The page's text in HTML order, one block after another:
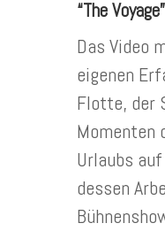
“The
Das Video
eigenen
Flotte, der
Momenten
Urlaubs
dessen